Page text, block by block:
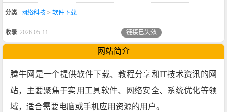
分类 网络科技 > 软件下载
收录 2026-05-11 链接已失效
网站简介
‌腾牛网‌是一个提供软件下载、教程分享和IT技术资讯的网
站，主要聚焦于实用工具软件、网络安全、系统优化等领
域，适合需要电脑或手机应用资源的用户。